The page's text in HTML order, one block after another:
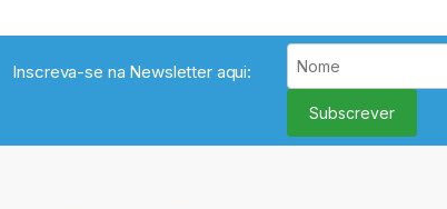
Inscreva-se na Newsletter aqui:
Subscrever